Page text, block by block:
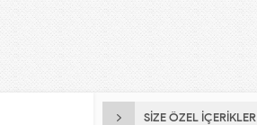
SİZE ÖZEL İÇERİKLER